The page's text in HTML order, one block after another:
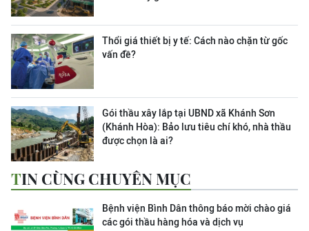
Thổi giá thiết bị y tế: Cách nào chặn từ gốc
vấn đề?
Gói thầu xây lắp tại UBND xã Khánh Sơn
(Khánh Hòa): Bảo lưu tiêu chí khó, nhà thầu
được chọn là ai?
TIN CÙNG CHUYÊN MỤC
Bệnh viện Bình Dân thông báo mời chào giá
các gói thầu hàng hóa và dịch vụ